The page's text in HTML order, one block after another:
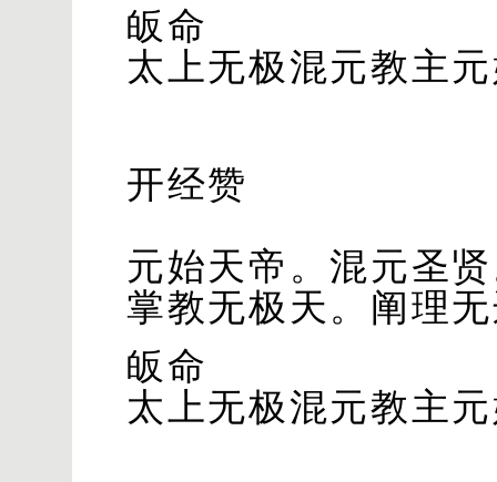
皈命
太上无极混元教主
开经赞
元始天帝。混元圣
掌教无极天。阐理
皈命
太上无极混元教主